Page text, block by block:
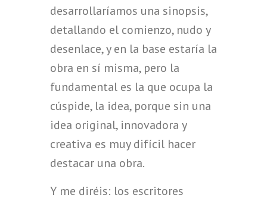
desarrollaríamos una sinopsis,
detallando el comienzo, nudo y
desenlace, y en la base estaría la
obra en sí misma, pero la
fundamental es la que ocupa la
cúspide, la idea, porque sin una
idea original, innovadora y
creativa es muy difícil hacer
destacar una obra.
Y me diréis: los escritores